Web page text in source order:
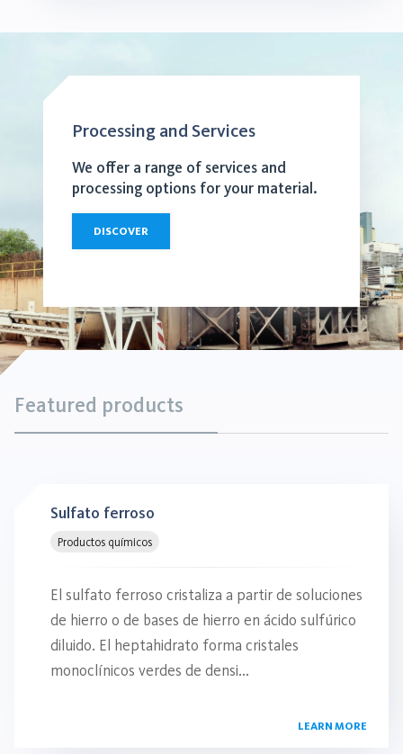
Processing and Services
We offer a range of services and
processing options for your material.
DISCOVER
Featured products
Sulfato ferroso
Productos químicos
El sulfato ferroso cristaliza a partir de soluciones
de hierro o de bases de hierro en ácido sulfúrico
diluido. El heptahidrato forma cristales
monoclínicos verdes de densi...
LEARN MORE